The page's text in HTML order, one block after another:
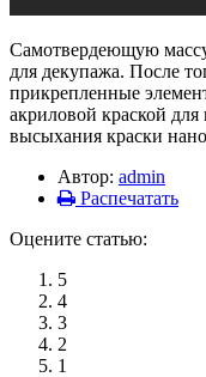
Самотвердеющую
для декупажа. После
прикрепленные
акриловой краской
высыхания краски
Автор: admin
Распечатать
Оцените статью:
5
4
3
2
1